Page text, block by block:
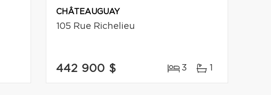
CHÂTEAUGUAY
105 Rue Richelieu
442 900 $ 3 1